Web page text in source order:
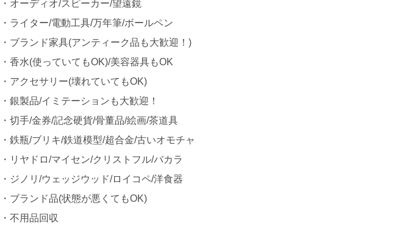
・オーディオ/スピーカー/望遠鏡
・ライター/電動工具/万年筆/ボールペン
・ブランド家具(アンティーク品も大歓迎！)
・香水(使っていてもOK)/美容器具もOK
・アクセサリー(壊れていてもOK)
・銀製品/イミテーションも大歓迎！
・切手/金券/記念硬貨/骨董品/絵画/茶道具
・鉄瓶/ブリキ/鉄道模型/超合金/古いオモチャ
・リヤドロ/マイセン/クリストフル/バカラ
・ジノリ/ウェッジウッド/ロイコペ/洋食器
・ブランド品(状態が悪くてもOK)
・不用品回収